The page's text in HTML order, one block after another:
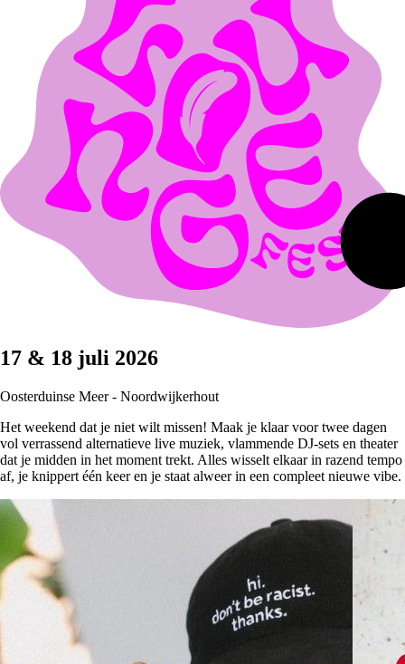
17 & 18 juli 2026
Oosterduinse Meer - Noordwijkerhout
Het weekend dat je niet wilt missen! Maak je klaar voor twee dagen
vol verrassend alternatieve live muziek, vlammende DJ-sets en theater
dat je midden in het moment trekt. Alles wisselt elkaar in razend tempo
af, je knippert één keer en je staat alweer in een compleet nieuwe vibe.